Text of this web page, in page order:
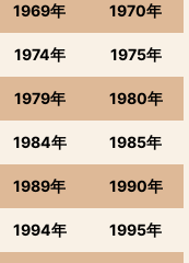
1969年 1970年
1974年 1975年
1979年 1980年
1984年 1985年
1989年 1990年
1994年 1995年